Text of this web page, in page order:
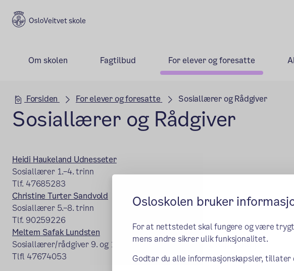
Osloskolen bruker
For at nettstedet skal fungere og være
mens andre sikrer ulik funksjonalitet.
Godtar du alle informasjonskapsler,
Veitvet skole
Om skolen Fagtilbud For elever og foresatte
Hovedseksjon
Forsiden For elever og foresatte Sosiallærer og Rådgiver
Sosiallærer og Rådgiver
Heidi Haukeland Udnesseter
Sosiallærer 1.–4. trinn
Tlf. 47685283
Christine Turter Sandvold
Sosiallærer 5.–8. trinn
Tlf. 90259226
Meltem Safak Lundsten
Sosiallærer/rådgiver 9. og 10. trinn, Mottaksklasser og Supergruppe
Tlfl 47674053